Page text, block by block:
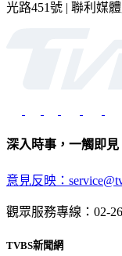
光路451號 | 聯利媒
深入時事，一觸即見
意見反映：
觀眾服務專線：02-
TVBS新聞網